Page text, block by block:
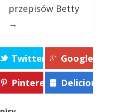
przepisów Betty
→
Twitter Google+
Pinterest Delicious